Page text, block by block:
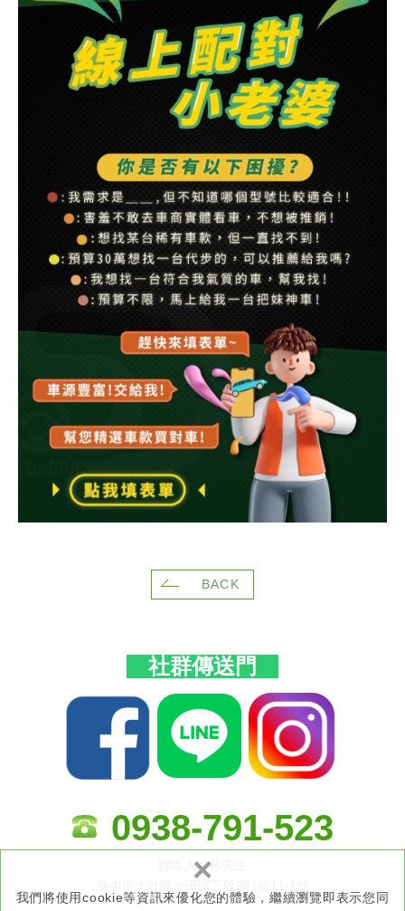
我們將使用cookie等資訊來優化您的體驗，繼續瀏覽即表示您同
×
BACK
社群傳送門
0938-791-523
聯絡人：林先生